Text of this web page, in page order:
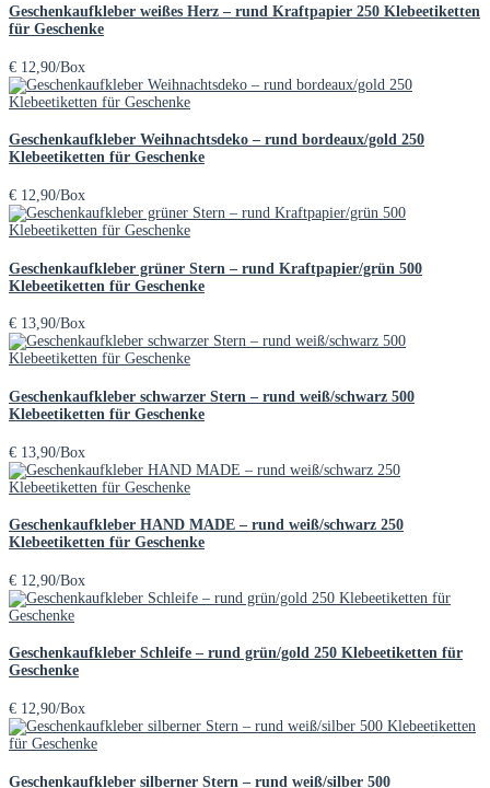
Geschenkaufkleber weißes Herz – rund Kraftpapier 250 Klebeetiketten
für Geschenke
€ 12,90/Box
Geschenkaufkleber Weihnachtsdeko – rund bordeaux/gold 250
Klebeetiketten für Geschenke
€ 12,90/Box
Geschenkaufkleber grüner Stern – rund Kraftpapier/grün 500
Klebeetiketten für Geschenke
€ 13,90/Box
Geschenkaufkleber schwarzer Stern – rund weiß/schwarz 500
Klebeetiketten für Geschenke
€ 13,90/Box
Geschenkaufkleber HAND MADE – rund weiß/schwarz 250
Klebeetiketten für Geschenke
€ 12,90/Box
Geschenkaufkleber Schleife – rund grün/gold 250 Klebeetiketten für
Geschenke
€ 12,90/Box
Geschenkaufkleber silberner Stern – rund weiß/silber 500